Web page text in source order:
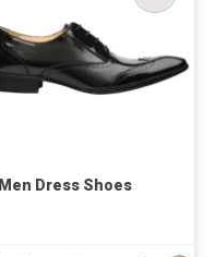
Men Dress Shoes